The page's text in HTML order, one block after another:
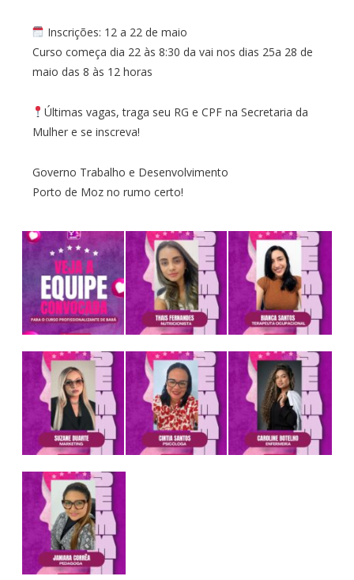
Inscrições: 12 a 22 de maio
Curso começa dia 22 às 8:30 da vai nos dias 25a 28 de
maio das 8 às 12 horas
Últimas vagas, traga seu RG e CPF na Secretaria da
Mulher e se inscreva!
Governo Trabalho e Desenvolvimento
Porto de Moz no rumo certo!